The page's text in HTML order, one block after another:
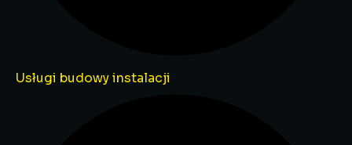
Usługi budowy instalacji